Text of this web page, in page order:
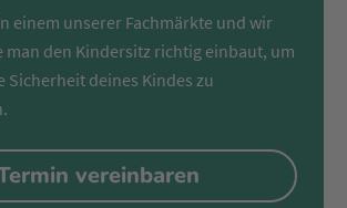
einem unserer Fachmärkte und wir
man den Kindersitz richtig einbaut, um
Sicherheit deines Kindes zu
vereinbaren